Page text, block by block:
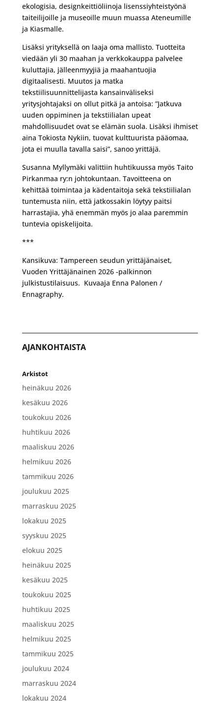
ekologisia, designkeittiöliinoja lisenssiyhteistyönä
taiteilijoille ja museoille muun muassa Ateneumille
ja Kiasmalle.
Lisäksi yrityksellä on laaja oma mallisto. Tuotteita
viedään yli 30 maahan ja verkkokauppa palvelee
kuluttajia, jälleenmyyjiä ja maahantuojia
digitaalisesti. Muutos ja matka
tekstiilisuunnittelijasta kansainväliseksi
yritysjohtajaksi on ollut pitkä ja antoisa: ”Jatkuva
uuden oppiminen ja tekstiilialan upeat
mahdollisuudet ovat se elämän suola. Lisäksi ihmiset
aina Tokiosta Nykiin, tuovat kulttuurista pääomaa,
jota ei muulla tavalla saisi”, sanoo yrittäjä.
Susanna Myllymäki valittiin huhtikuussa myös Taito
Pirkanmaa ry:n johtokuntaan. Tavoitteena on
kehittää toimintaa ja kädentaitoja sekä tekstiilialan
tuntemusta niin, että jatkossakin löytyy paitsi
harrastajia, yhä enemmän myös jo alaa paremmin
tuntevia opiskelijoita.
***
Kansikuva: Tampereen seudun yrittäjänaiset,
Vuoden Yrittäjänainen 2026 -palkinnon
julkistustilaisuus. Kuvaaja Enna Palonen /
Ennagraphy.
AJANKOHTAISTA
Arkistot
heinäkuu 2026
kesäkuu 2026
toukokuu 2026
huhtikuu 2026
maaliskuu 2026
helmikuu 2026
tammikuu 2026
joulukuu 2025
marraskuu 2025
lokakuu 2025
syyskuu 2025
elokuu 2025
heinäkuu 2025
kesäkuu 2025
toukokuu 2025
huhtikuu 2025
maaliskuu 2025
helmikuu 2025
tammikuu 2025
joulukuu 2024
marraskuu 2024
lokakuu 2024